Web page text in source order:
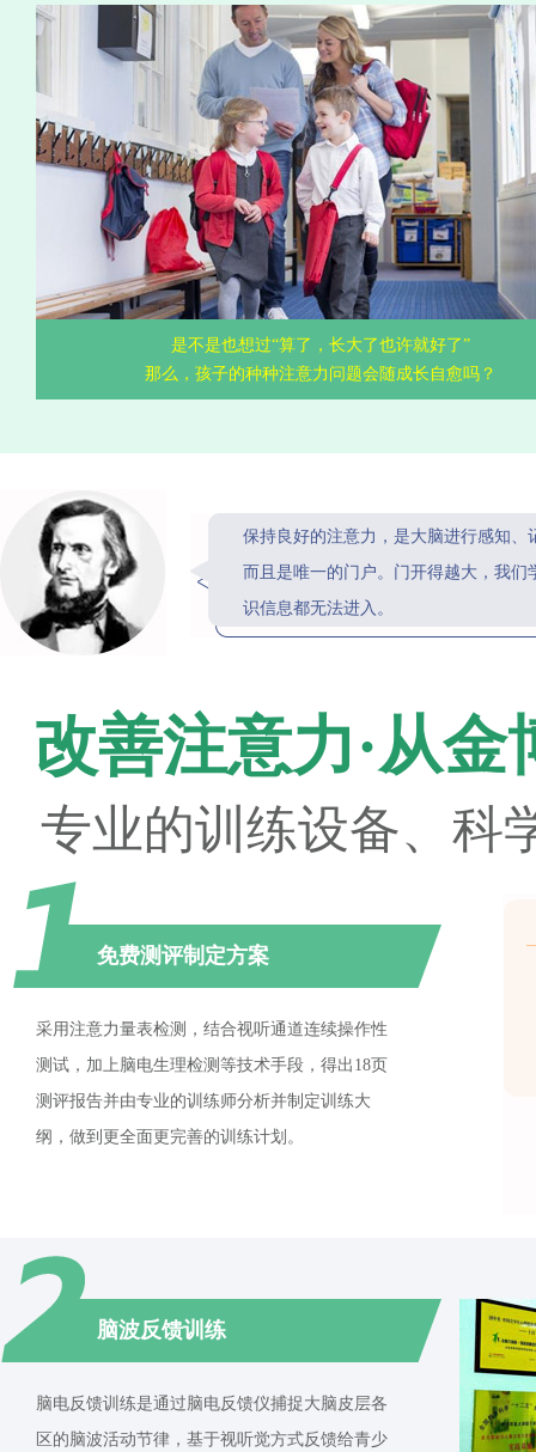
是不是也想过“算了，长大了也许就好了”
那么，孩子的种种注意力问题会随成长自愈吗？
保持良好的注意力，是大脑进行感知
而且是唯一的门户。门开得越大，我
识信息都无法进入。
改善注意力·从
专业的训练设备、科
免费测评制定方案
采用注意力量表检测，结合视听通道连续操作性
测试，加上脑电生理检测等技术手段，得出18页
测评报告并由专业的训练师分析并制定训练大
纲，做到更全面更完善的训练计划。
脑波反馈训练
脑电反馈训练是通过脑电反馈仪捕捉大脑皮层各
区的脑波活动节律，基于视听觉方式反馈给青少